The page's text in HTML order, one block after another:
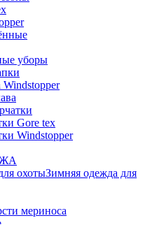
уборы
Gore tex
Windstopper
Зимняя одежда для
мериноса